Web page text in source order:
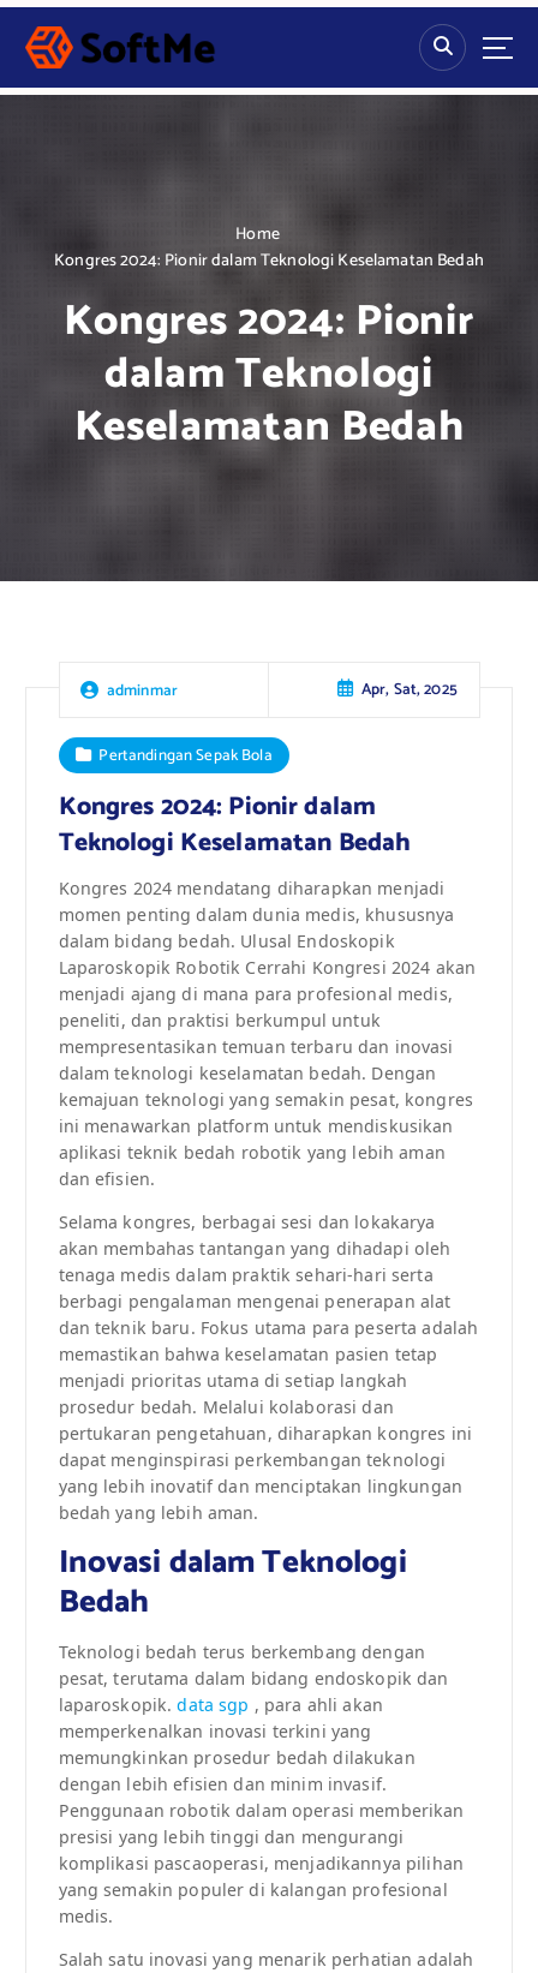
S
p
Home
Kongres 2024: Pionir dalam Teknologi Keselamatan Bedah
Kongres 2024: Pionir
dalam Teknologi
Keselamatan Bedah
adminmar Apr, Sat, 2025
Pertandingan Sepak Bola
Kongres 2024: Pionir dalam
Teknologi Keselamatan Bedah
Kongres 2024 mendatang diharapkan menjadi
momen penting dalam dunia medis, khususnya
dalam bidang bedah. Ulusal Endoskopik
Laparoskopik Robotik Cerrahi Kongresi 2024 akan
menjadi ajang di mana para profesional medis,
peneliti, dan praktisi berkumpul untuk
mempresentasikan temuan terbaru dan inovasi
dalam teknologi keselamatan bedah. Dengan
kemajuan teknologi yang semakin pesat, kongres
ini menawarkan platform untuk mendiskusikan
aplikasi teknik bedah robotik yang lebih aman
dan efisien.
Selama kongres, berbagai sesi dan lokakarya
akan membahas tantangan yang dihadapi oleh
tenaga medis dalam praktik sehari-hari serta
berbagi pengalaman mengenai penerapan alat
dan teknik baru. Fokus utama para peserta adalah
memastikan bahwa keselamatan pasien tetap
menjadi prioritas utama di setiap langkah
prosedur bedah. Melalui kolaborasi dan
pertukaran pengetahuan, diharapkan kongres ini
dapat menginspirasi perkembangan teknologi
yang lebih inovatif dan menciptakan lingkungan
bedah yang lebih aman.
Inovasi dalam Teknologi
Bedah
Teknologi bedah terus berkembang dengan
pesat, terutama dalam bidang endoskopik dan
laparoskopik.data sgp , para ahli akan
memperkenalkan inovasi terkini yang
memungkinkan prosedur bedah dilakukan
dengan lebih efisien dan minim invasif.
Penggunaan robotik dalam operasi memberikan
presisi yang lebih tinggi dan mengurangi
komplikasi pascaoperasi, menjadikannya pilihan
yang semakin populer di kalangan profesional
medis.
Salah satu inovasi yang menarik perhatian adalah